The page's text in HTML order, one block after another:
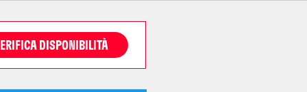
DISPONIBILITÀ